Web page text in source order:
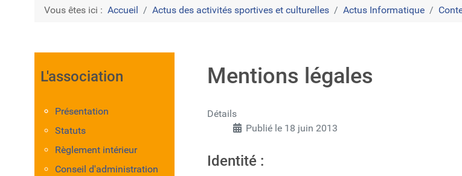
Vous êtes ici : Accueil Actus des activités sportives et culturelles Actus Informatique
L'association
Présentation
Statuts
Règlement intérieur
Conseil d'administration
Mentions légales
Détails
Publié le 18 juin 2013
Identité :